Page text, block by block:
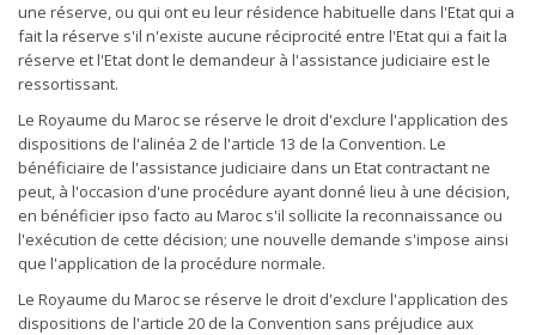
une réserve, ou qui ont eu leur résidence habituelle dans l'Etat qui a
fait la réserve s'il n'existe aucune réciprocité entre l'Etat qui a fait la
réserve et l'Etat dont le demandeur à l'assistance judiciaire est le
ressortissant.
Le Royaume du Maroc se réserve le droit d'exclure l'application des
dispositions de l'alinéa 2 de l'article 13 de la Convention. Le
bénéficiaire de l'assistance judiciaire dans un Etat contractant ne
peut, à l'occasion d'une procédure ayant donné lieu à une décision,
en bénéficier ipso facto au Maroc s'il sollicite la reconnaissance ou
l'exécution de cette décision; une nouvelle demande s'impose ainsi
que l'application de la procédure normale.
Le Royaume du Maroc se réserve le droit d'exclure l'application des
dispositions de l'article 20 de la Convention sans préjudice aux